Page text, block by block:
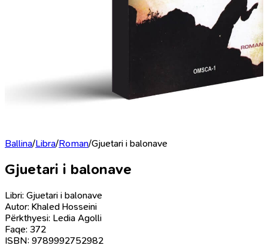
Ballina/Libra/Roman/Gjuetari i balonave
Gjuetari i balonave
Libri: Gjuetari i balonave
Autor: Khaled Hosseini
Përkthyesi: Ledia Agolli
Faqe: 372
ISBN: 9789992752982